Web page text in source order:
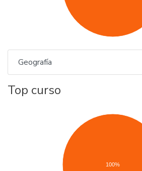
Geografía
Top curso
100%